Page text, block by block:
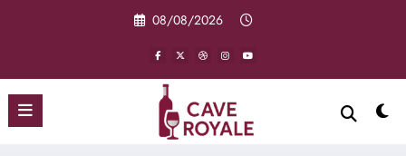
08/08/2026